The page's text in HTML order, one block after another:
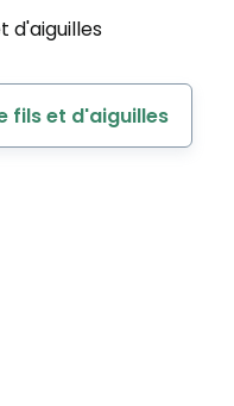
d'aiguilles
fils et d'aiguilles